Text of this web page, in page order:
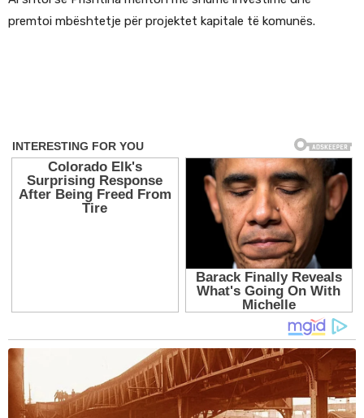
premtoi mbështetje për projektet kapitale të komunës.